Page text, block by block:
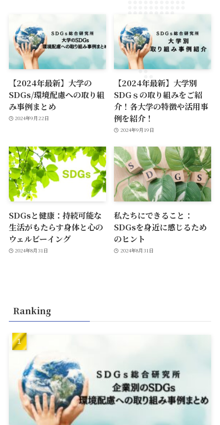
【2024年最新】大学の
SDGs/環境配慮への取り組
み事例まとめ
2024年9月22日
【2024年最新】大学別
SDGｓの取り組みをご紹
介！各大学の特徴や活用事
例を紹介！
2024年9月19日
SDGsと健康：持続可能な
生活がもたらす身体と心の
ウェルビーイング
2024年8月31日
私たちにできること：
SDGsを身近に感じるため
のヒント
2024年8月31日
Ranking